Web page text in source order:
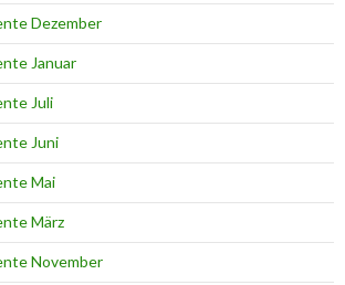
Dezember
Januar
Juli
Juni
Mai
März
November